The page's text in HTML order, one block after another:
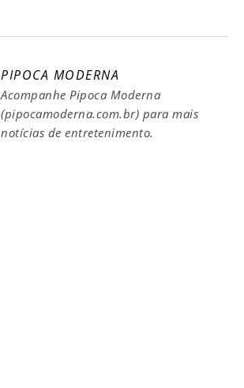
PIPOCA MODERNA
Acompanhe Pipoca Moderna
(pipocamoderna.com.br) para mais
notícias de entretenimento.